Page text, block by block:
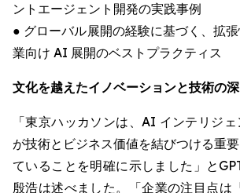
ントエージェント開発の実践事例
● グローバル展開の経験に基づく、拡
業向け AI 展開のベストプラクティス
文化を越えたイノベーションと技術の
「東京ハッカソンは、AI インテリジ
が技術とビジネス価値を結びつける重
ていることを明確に示しました」と
殷浩は述べました。「企業の注目点は